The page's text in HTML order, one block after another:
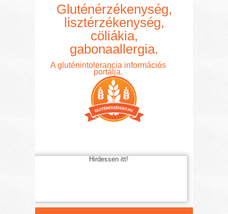
Gluténérzékenység,
lisztérzékenység,
cöliákia,
gabonaallergia.
A gluténintolerancia információs
portálja.
Hirdessen itt!